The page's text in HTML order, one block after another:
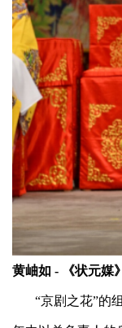
黄岫如 - 《状元媒》
“京剧之花”的组